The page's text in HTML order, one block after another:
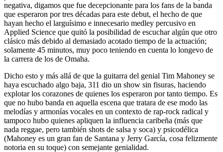
negativa, digamos que fue decepcionante para los fans de la banda
que esperaron por tres décadas para este debut, el hecho de que
hayan hecho el larguísimo e innecesario medley percusivo en
Applied Science que quitó la posibilidad de escuchar algún que otro
clásico más debido al demasiado acotado tiempo de la actuación;
solamente 45 minutos, muy poco teniendo en cuenta lo longevo de
la carrera de los de Omaha.
Dicho esto y más allá de que la guitarra del genial Tim Mahoney se
haya escuchado algo baja, 311 dio un show sin fisuras, haciendo
explotar los corazones de quienes los esperaron por tanto tiempo. Es
que no hubo banda en aquella escena que tratara de ese modo las
melodías y armonías vocales en un contexto de rap-rock radical y
tampoco hubo quienes apliquen la influencia caribeña (más que
nada reggae, pero también shots de salsa y soca) y psicodélica
(Mahoney es un gran fan de Santana y Jerry García, cosa felizmente
notoria en su toque) con semejante genialidad.